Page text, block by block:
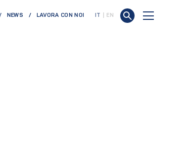
NEWS LAVORA CON NOI IT EN